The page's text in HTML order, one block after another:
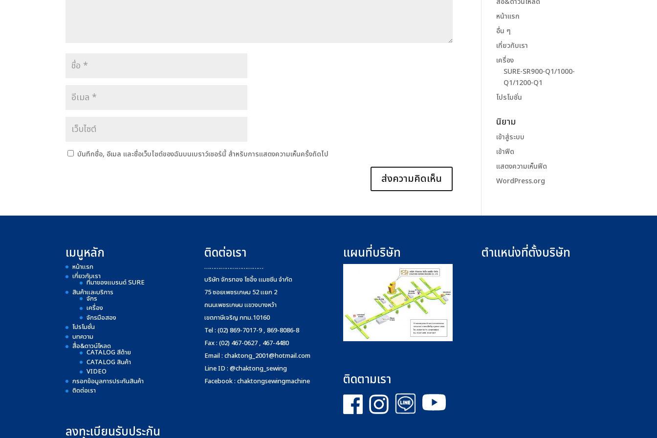
บันทึกชื่อ, อีเมล และชื่อเว็บไซต์ของฉันบนเบราว์เซอร์นี้ สำหรับการแสดงความเห็นครั้งถัดไป
หน้าแรก
อื่น ๆ
เกี่ยวกับเรา
เครื่อง
SURE-SR900-Q1/1000-
Q1/1200-Q1
โปรโมชั่น
นิยาม
เข้าสู่ระบบ
เข้าฟีด
แสดงความเห็นฟีด
WordPress.org
เมนูหลัก
หน้าแรก
เกี่ยวกับเรา
ที่มาของแบรนด์ SURE
สินค้าและบริการ
จักร
เครื่อง
จักรมือสอง
โปรโมชั่น
บทความ
สื่อ&ดาวน์โหลด
CATALOG สีด้าย
CATALOG สินค้า
VIDEO
กรอกข้อมูลการประกันสินค้า
ติดต่อเรา
ลงทะเบียนรับประกัน
ติดต่อเรา
……………………………
บริษัท จักรทอง โซอิ้ง แมชชีน จำกัด
75 ซอยเพชรเกษม 52 แยก 2
ถนนเพชรเกษม แขวงบางหว้า
เขตภาษีเจริญ กทม.10160
Tel : (02) 869-7017-9 , 869-8086-8
Fax : (02) 467-0627 , 467-4480
Email : chaktong_2001@hotmail.com
Line ID : @chaktong_sewing
Facebook : chaktongsewingmachine
แผนที่บริษัท
ติดตามเรา
ตำแหน่งที่ตั้งบริษัท